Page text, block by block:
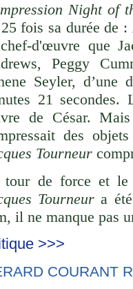
Night of
fois sa durée de :
d'œuvre que
Peggy
Seyler,
21
de César.
des
Tourneur
tour de force et
Tourneur a
il ne manque pas
>>>
COURANT